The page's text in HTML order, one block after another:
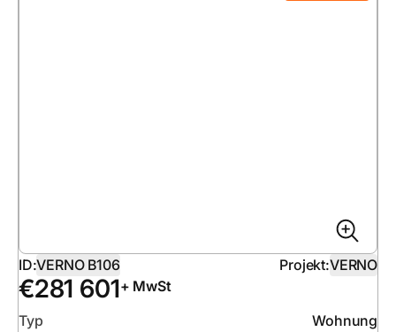
ID:VERNO B106 Projekt:VERNO
€281 601+ MwSt
Typ
Wohnung